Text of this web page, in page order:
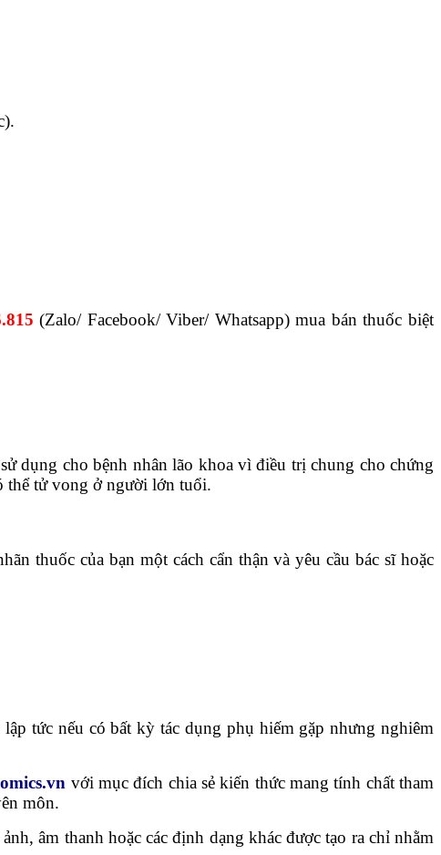
(Zalo/ Facebook/ Viber/ Whatsapp) mua bán thuốc biệt
dụng cho bệnh nhân lão khoa vì điều trị chung cho chứng
thể tử vong ở người lớn tuổi.
thuốc của bạn một cách cẩn thận và yêu cầu bác sĩ hoặc
tức nếu có bất kỳ tác dụng phụ hiếm gặp nhưng nghiêm
với mục đích chia sẻ kiến thức mang tính chất tham
môn.
âm thanh hoặc các định dạng khác được tạo ra chỉ nhằm